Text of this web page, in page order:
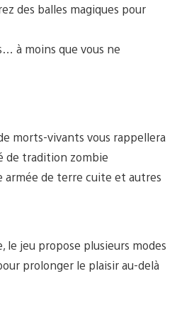
des balles magiques pour
à moins que vous ne
morts-vivants vous rappellera
de tradition zombie
de terre cuite et autres
le jeu propose plusieurs modes
prolonger le plaisir au-delà